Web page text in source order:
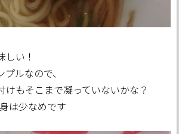
しい！
ルなので、
けもそこまで凝っていないかな？
は少なめです